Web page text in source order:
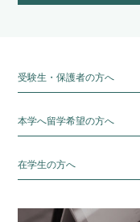
受験生・保護者の方へ
本学へ留学希望の方へ
在学生の方へ